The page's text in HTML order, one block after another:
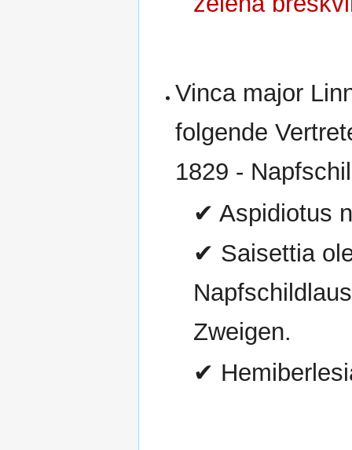
Vinca major
folgende
1829 -
✔ Aspidiotus
✔ Saisettia
Zweigen.
✔